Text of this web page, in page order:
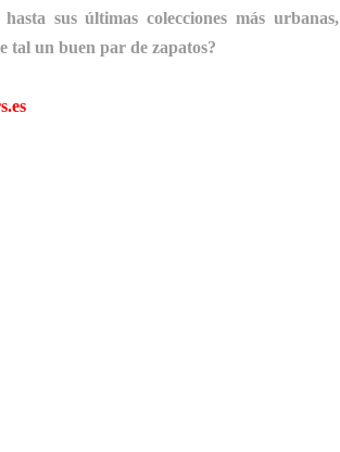
sus últimas colecciones más urbanas,
tal un buen par de zapatos?